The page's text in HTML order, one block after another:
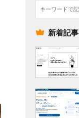
検
索
新着記事